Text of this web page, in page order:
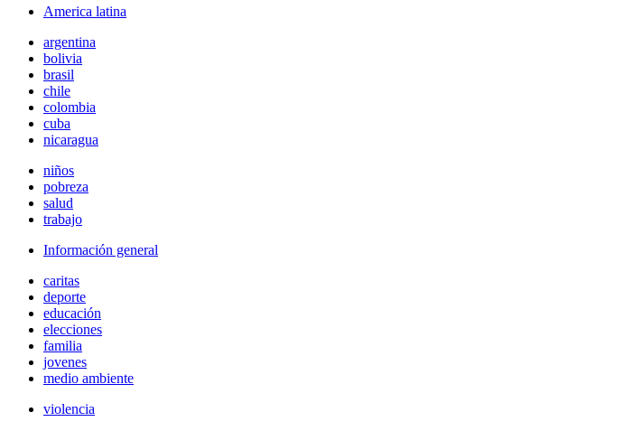
America latina
argentina
bolivia
brasil
chile
colombia
cuba
nicaragua
niños
pobreza
salud
trabajo
Información general
caritas
deporte
educación
elecciones
familia
jovenes
medio ambiente
violencia